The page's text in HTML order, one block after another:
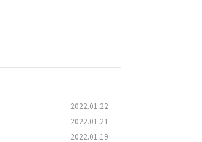
2022.01.22
2022.01.21
2022.01.19